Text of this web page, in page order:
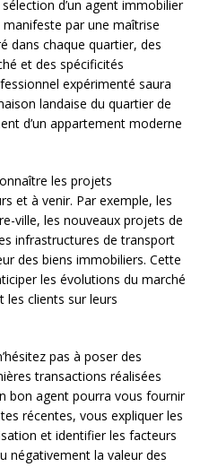
d’un agent immobilier
par une maîtrise
dans chaque quartier, des
et des spécificités
expérimenté saura
landaise du quartier de
d’un appartement moderne
les projets
et à venir. Par exemple, les
ville, les nouveaux projets de
infrastructures de transport
des biens immobiliers. Cette
les évolutions du marché
les clients sur leurs
pas à poser des
transactions réalisées
bon agent pourra vous fournir
récentes, vous expliquer les
et identifier les facteurs
négativement la valeur des